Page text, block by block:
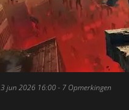
3 jun 2026 16:00- 7 Opmerkingen